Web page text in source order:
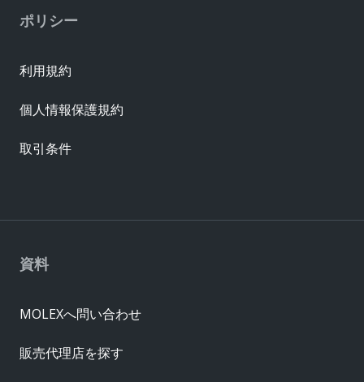
資料
MOLEXへ問い合わせ
販売代理店を探す
ポリシー
利用規約
個人情報保護規約
取引条件